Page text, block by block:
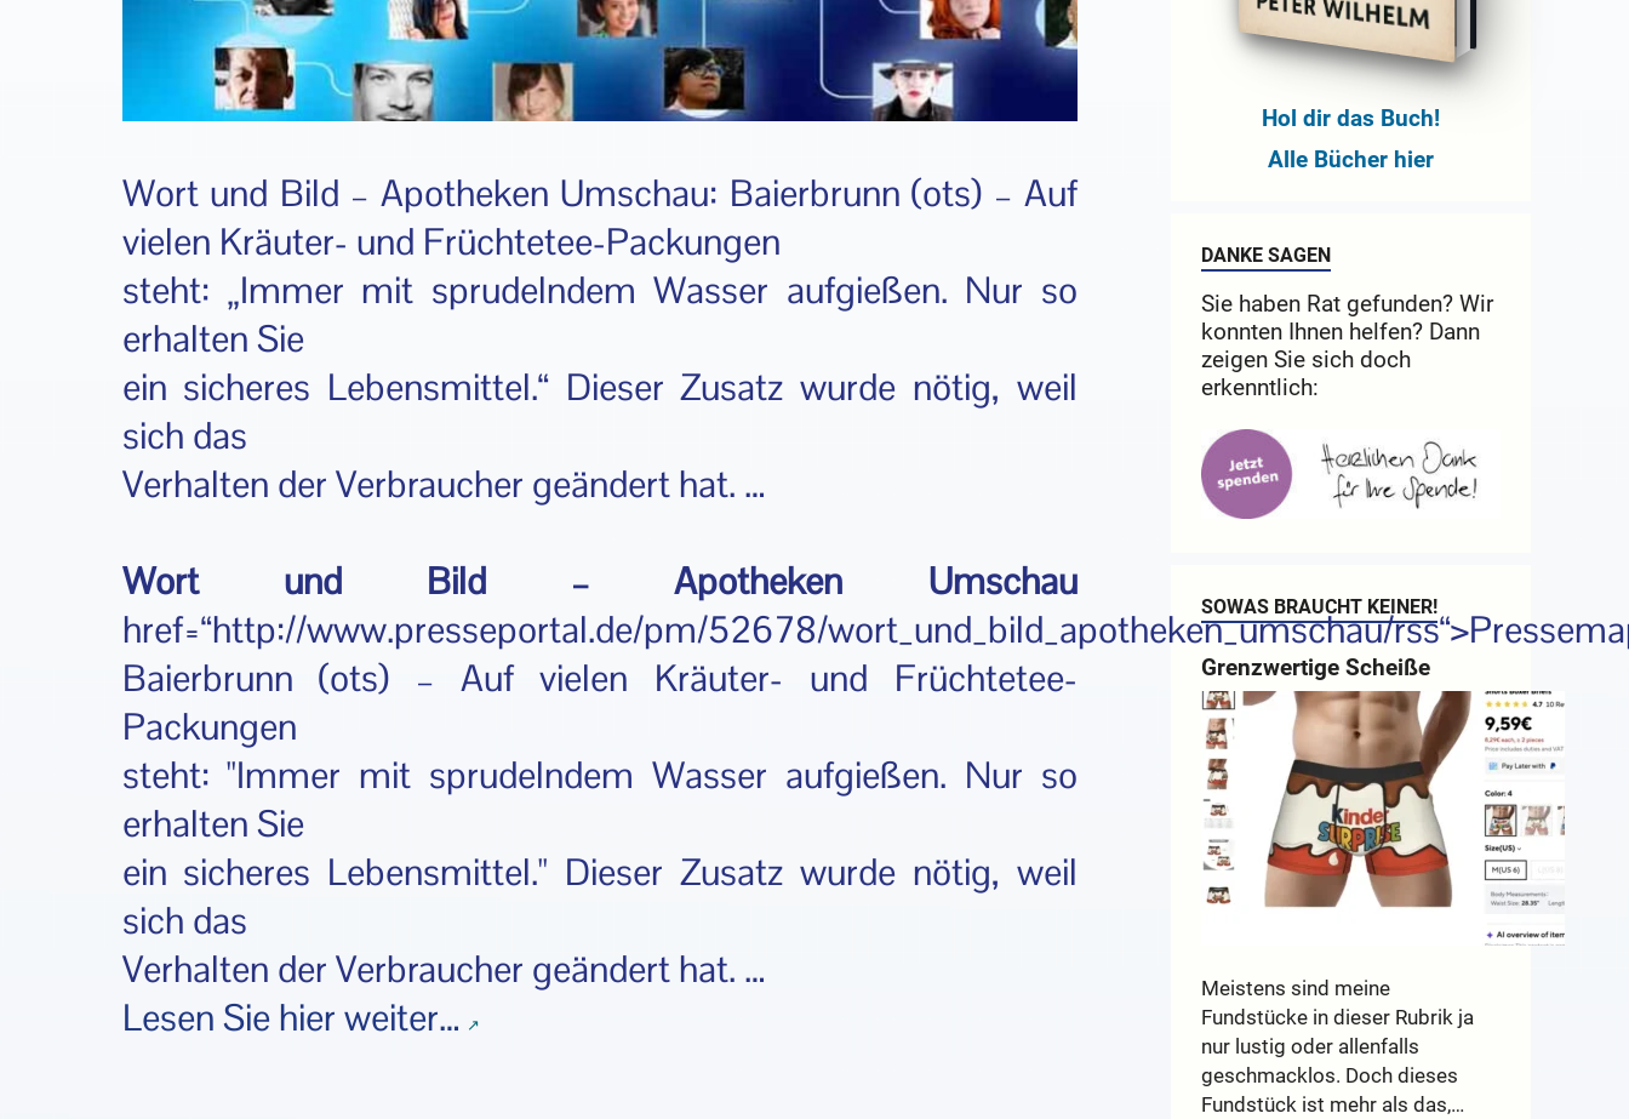
Wort und Bild – Apotheken Umschau: Baierbrunn (ots) – Auf
vielen Kräuter- und Früchtetee-Packungen
steht: „Immer mit sprudelndem Wasser aufgießen. Nur so
erhalten Sie
ein sicheres Lebensmittel.“ Dieser Zusatz wurde nötig, weil
sich das
Verhalten der Verbraucher geändert hat. …
Wort und Bild – Apotheken Umschau
href=“http://www.presseportal.de/pm/52678/wort_und_bild_apotheken_umschau/
Baierbrunn (ots) – Auf vielen Kräuter- und Früchtetee-
Packungen
steht: "Immer mit sprudelndem Wasser aufgießen. Nur so
erhalten Sie
ein sicheres Lebensmittel." Dieser Zusatz wurde nötig, weil
sich das
Verhalten der Verbraucher geändert hat. …
Lesen Sie hier weiter…
Hol dir das Buch!
Alle Bücher hier
DANKE SAGEN
Sie haben Rat gefunden? Wir
konnten Ihnen helfen? Dann
zeigen Sie sich doch
erkenntlich:
SOWAS BRAUCHT KEINER!
Grenzwertige Scheiße
Meistens sind meine
Fundstücke in dieser Rubrik ja
nur lustig oder allenfalls
geschmacklos. Doch dieses
Fundstück ist mehr als das,…